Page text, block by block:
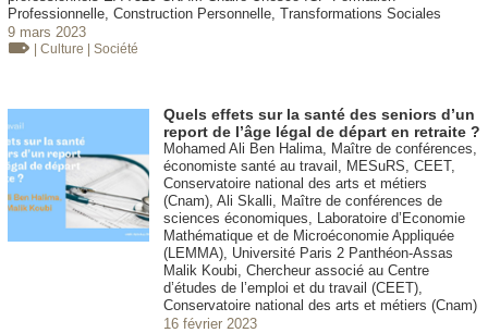
Professionnelle, Construction Personnelle, Transformations Sociales
9 mars 2023
| Culture | Société
Quels effets sur la santé des seniors d’un
report de l’âge légal de départ en retraite ?
Mohamed Ali Ben Halima, Maître de conférences,
économiste santé au travail, MESuRS, CEET,
Conservatoire national des arts et métiers
(Cnam), Ali Skalli, Maître de conférences de
sciences économiques, Laboratoire d’Economie
Mathématique et de Microéconomie Appliquée
(LEMMA), Université Paris 2 Panthéon-Assas
Malik Koubi, Chercheur associé au Centre
d’études de l’emploi et du travail (CEET),
Conservatoire national des arts et métiers (Cnam)
16 février 2023